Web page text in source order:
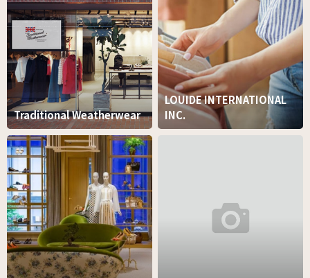
Traditional Weatherwear
LOUIDE INTERNATIONAL
INC.